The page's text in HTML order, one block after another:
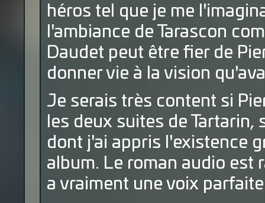
héros tel que je me
l'ambiance de Tarascon
Daudet peut être fier de
donner vie à la vision
Je serais très content si
les deux suites de
dont j'ai appris l'existence
album. Le roman audio est
a vraiment une voix